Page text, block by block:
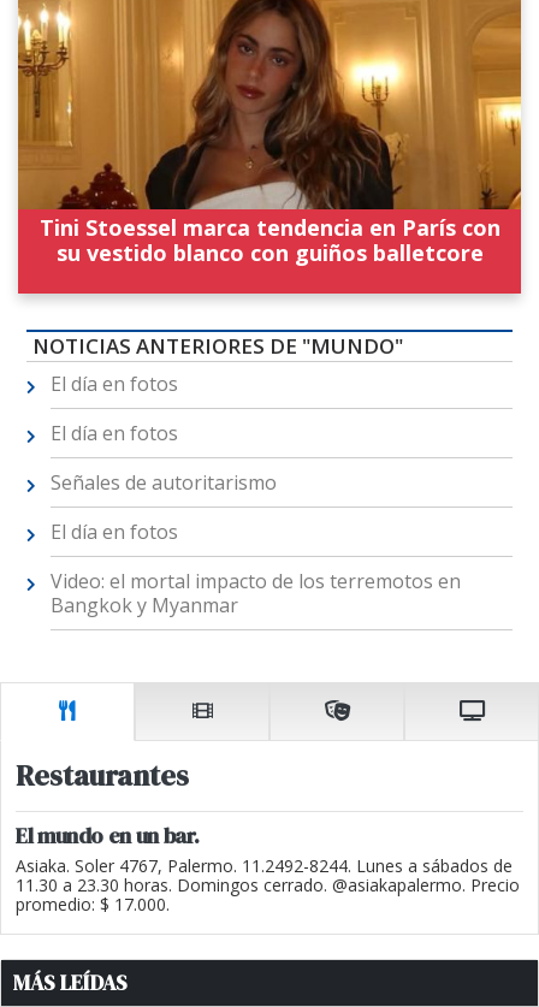
Tini Stoessel marca tendencia en París con
su vestido blanco con guiños balletcore
NOTICIAS ANTERIORES DE "MUNDO"
El día en fotos
El día en fotos
Señales de autoritarismo
El día en fotos
Video: el mortal impacto de los terremotos en
Bangkok y Myanmar
Restaurantes
El mundo en un bar.
Asiaka. Soler 4767, Palermo. 11.2492-8244. Lunes a sábados de
11.30 a 23.30 horas. Domingos cerrado. @asiakapalermo. Precio
promedio: $ 17.000.
MÁS LEÍDAS